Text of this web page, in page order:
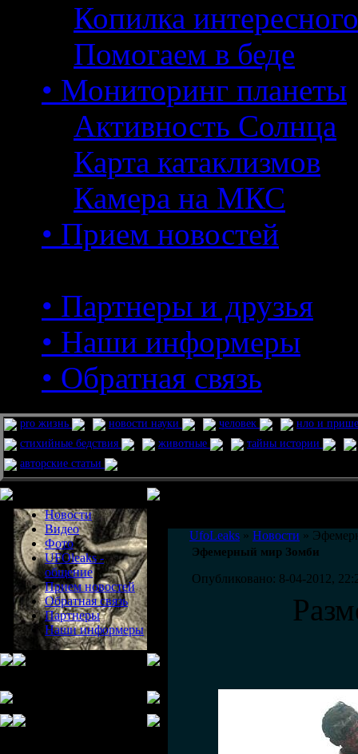
Копилка интересного
Помогаем в беде
• Мониторинг планеты
Активность Солнца
Карта катаклизмов
Камера на МКС
• Прием новостей
• Партнеры и друзья
• Наши информеры
• Обратная связь
pro жизнь новости науки человек
нло и
стихийные бедствия
животные
тайны истории
авторские статьи
Новости
Видео
Фото
UFOleaks -
общение
Прием новостей
Обратная связь
Партнеры
Наши информеры
UfoLeaks » Новости »
Эфемерный мир Зомби
Опубликовано: 8-04-2012,